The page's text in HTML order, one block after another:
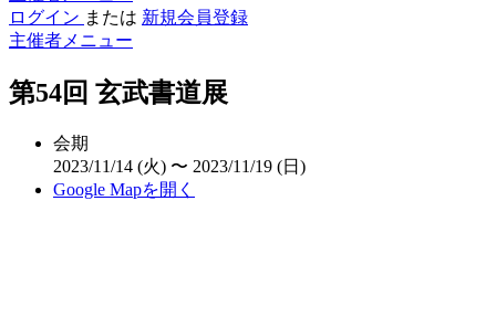
ログイン または 新規会員登録
主催者メニュー
第54回 玄武書道展
会期
2023/11/14 (火) 〜 2023/11/19 (日)
Google Mapを開く